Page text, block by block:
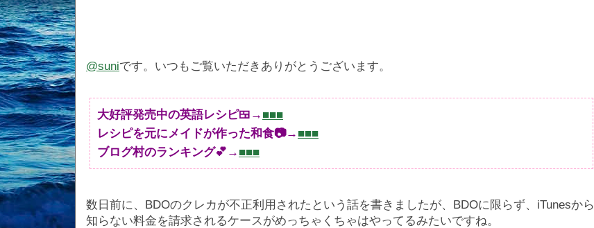
@suniです。いつもご覧いただきありがとうございます。
大好評発売中の英語レシピ🍱→ ■■■
レシピを元にメイドが作った和食📷→ ■■■
ブログ村のランキング💕→ ■■■
数日前に、BDOのクレカが不正利用されたという話を書きましたが、BDOに限らず、iTunesから
知らない料金を請求されるケースがめっちゃくちゃはやってるみたいですね。